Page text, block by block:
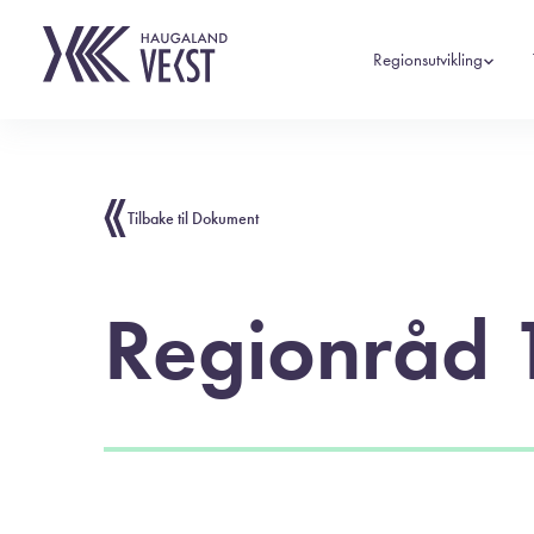
Regionsutvikling
Tilbake til Dokument
Regionråd